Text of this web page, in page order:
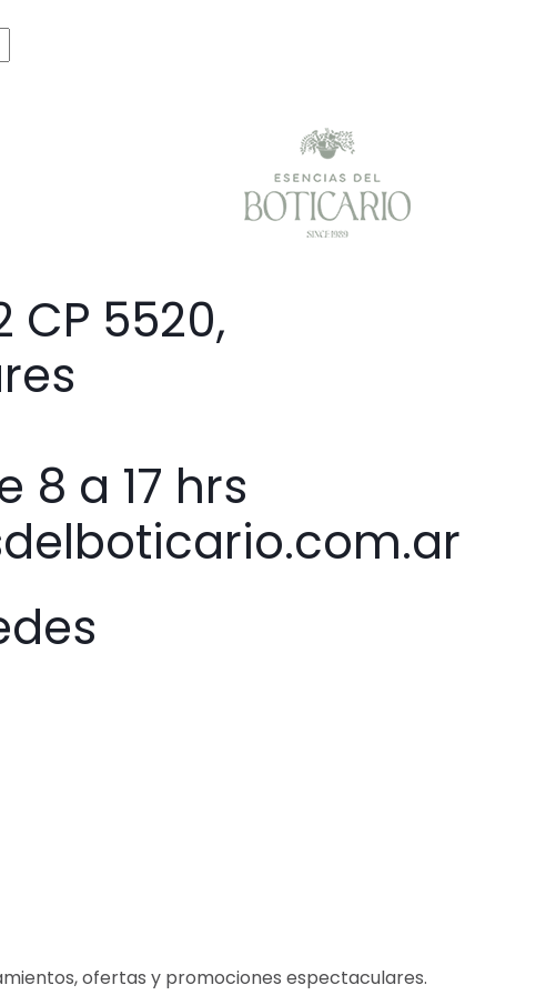
CP 5520,
8 a 17 hrs
ofertas y promociones espectaculares.